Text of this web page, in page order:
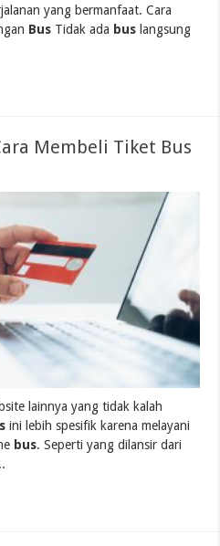
yang bermanfaat. Cara
Bus Tidak ada bus langsung
Membeli Tiket Bus
lainnya yang tidak kalah
ini lebih spesifik karena melayani
bus. Seperti yang dilansir dari